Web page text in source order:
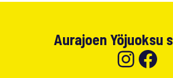
Aurajoen Yöjuoksu